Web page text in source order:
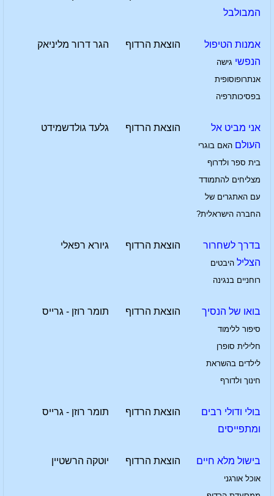
המבולבל
אמנות הטיפול
הנפשי גישה
אנתרופוסופית
בפסיכותרפיה
הוצאת הרדוף הגר דרור מליניאק
אני מביט אל
העולם האם בוגרי
בית ספר ולדרוף
מצליחים להתמודד
עם האתגרים של
החברה הישראלית?
הוצאת הרדוף גלעד גולדשמידט
בדרך לשחרור
הצליל היבטים
רוחניים בנגינה
הוצאת הרדוף גיורא רפאלי
בואו של הנסיך
סיפור ללימוד
חלילית סופרן
לילדים בהשראת
חינוך ולדורף
הוצאת הרדוף תומר רוזן - גרייס
בולי ודולי רבים
ומתפייסים
הוצאת הרדוף תומר רוזן - גרייס
בישול מלא חיים
אוכל אורגני
הוצאת הרדוף יוטקה הרשטיין